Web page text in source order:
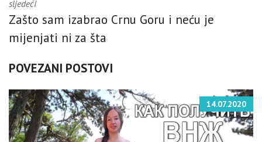
sljedeći
Zašto sam izabrao Crnu Goru i neću je
mijenjati ni za šta
POVEZANI POSTOVI
14.07.2020